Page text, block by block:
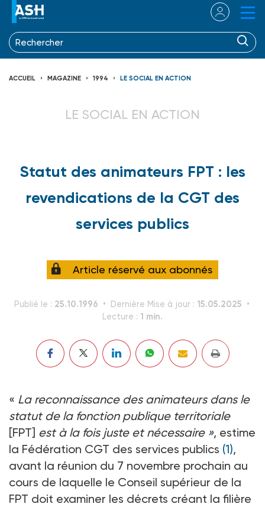
ACCUEIL MAGAZINE 1994 LE SOCIAL EN ACTION
LE SOCIAL EN ACTION
Statut des animateurs FPT : les
revendications de la CGT des
services publics
Article réservé aux abonnés
Publié le : 25.10.1996 Dernière Mise à jour : 15.05.2025
Lecture : 1 min.
« La reconnaissance des animateurs dans le
statut de la fonction publique territoriale
[FPT] est à la fois juste et nécessaire », estime
la Fédération CGT des services publics (1),
avant la réunion du 7 novembre prochain au
cours de laquelle le Conseil supérieur de la
FPT doit examiner les décrets créant la filière